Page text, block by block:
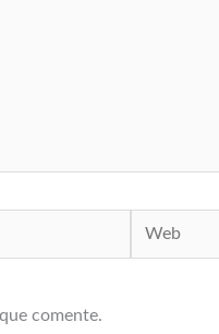
Web
comente.